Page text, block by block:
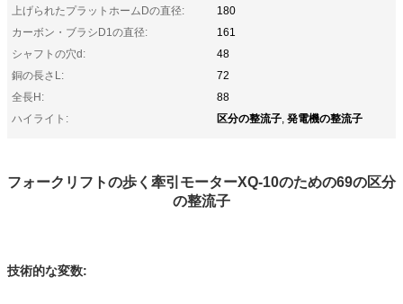
上げられたプラットホームDの直径:
180
カーボン・ブラシD1の直径:
161
シャフトの穴d:
48
銅の長さL:
72
全長H:
88
ハイライト:
区分の整流子, 発電機の整流子
フォークリフトの歩く牽引モーターXQ-10のための69の区分
の整流子
技術的な変数: